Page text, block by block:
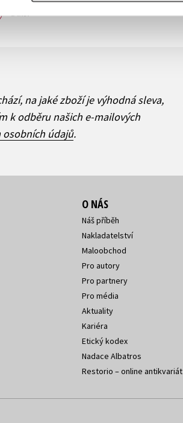
Další
na jaké zboží je výhodná sleva,
k odběru našich e-mailových
osobních údajů.
O NÁS
Náš příběh
Nakladatelství
Maloobchod
Pro autory
Pro partnery
Pro média
Aktuality
Kariéra
Etický kodex
Nadace Albatros
Restorio – online antikvariát